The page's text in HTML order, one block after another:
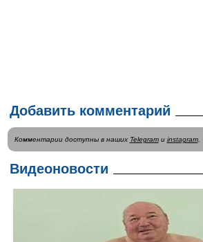
Добавить комментарий
Комментарии доступны в наших Telegramи instagram.
Видеоновости